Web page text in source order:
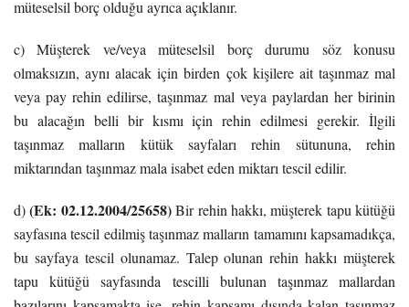
müteselsil borç olduğu ayrıca açıklanır.
c) Müşterek ve/veya müteselsil borç durumu söz konusu
olmaksızın, aynı alacak için birden çok kişilere ait taşınmaz mal
veya pay rehin edilirse, taşınmaz mal veya paylardan her birinin
bu alacağın belli bir kısmı için rehin edilmesi gerekir. İlgili
taşınmaz malların kütük sayfaları rehin sütununa, rehin
miktarından taşınmaz mala isabet eden miktarı tescil edilir.
d)(Ek: 02.12.2004/25658)Bir rehin hakkı, müşterek tapu kütüğü
sayfasına tescil edilmiş taşınmaz malların tamamını kapsamadıkça,
bu sayfaya tescil olunamaz. Talep olunan rehin hakkı müşterek
tapu kütüğü sayfasında tescilli bulunan taşınmaz mallardan